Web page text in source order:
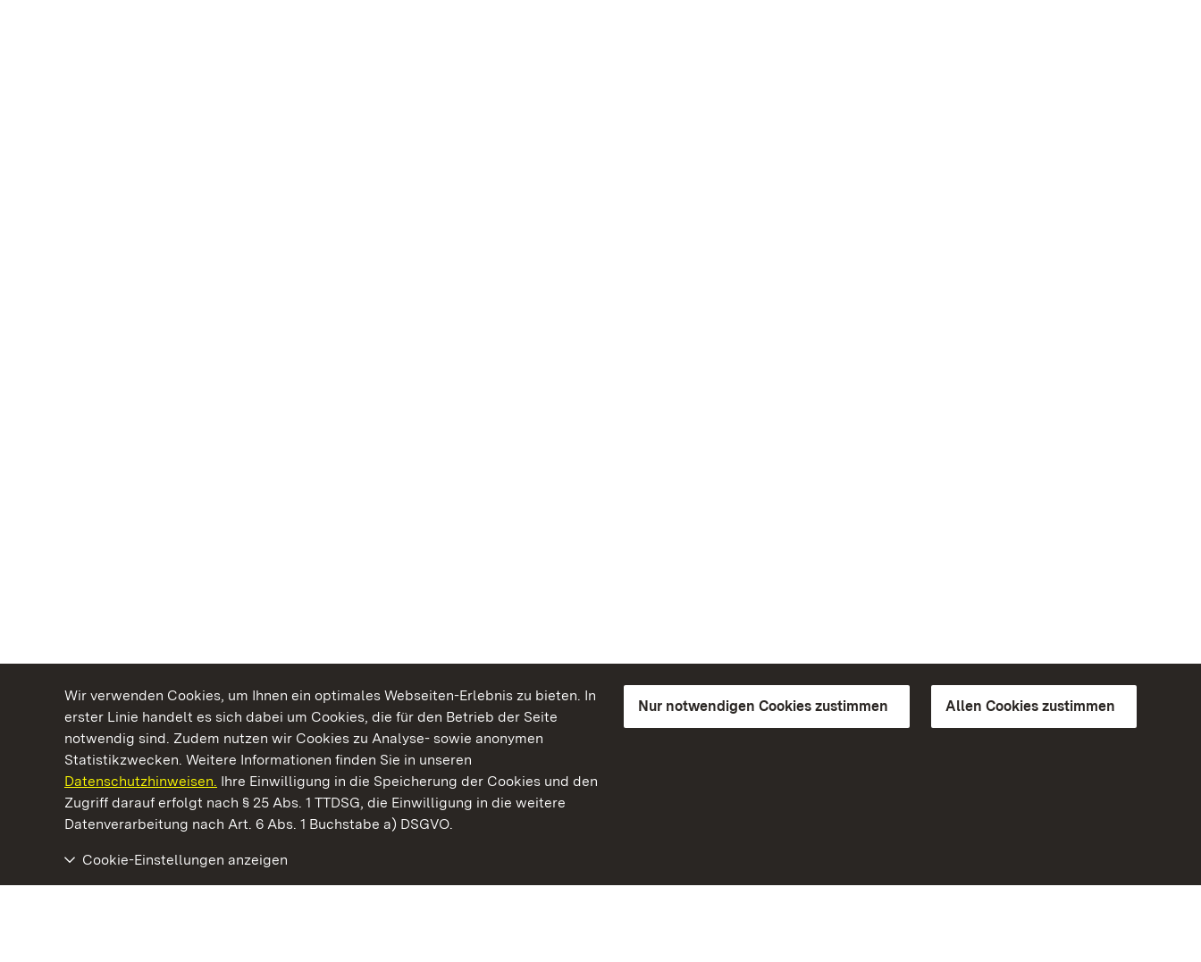
Wir verwenden Cookies, um Ihnen ein optimales Webseiten-Erlebnis zu bieten. In
erster Linie handelt es sich dabei um Cookies, die für den Betrieb der Seite
notwendig sind. Zudem nutzen wir Cookies zu Analyse- sowie anonymen
Statistikzwecken. Weitere Informationen finden Sie in unseren
Datenschutzhinweisen. Ihre Einwilligung in die Speicherung der Cookies und den
Zugriff darauf erfolgt nach § 25 Abs. 1 TTDSG, die Einwilligung in die weitere
Datenverarbeitung nach Art. 6 Abs. 1 Buchstabe a) DSGVO.
Nur notwendigen Cookies zustimmen Allen Cookies zustimmen
Cookie-Einstellungen anzeigen
Kommen. Staunen. Genießen.